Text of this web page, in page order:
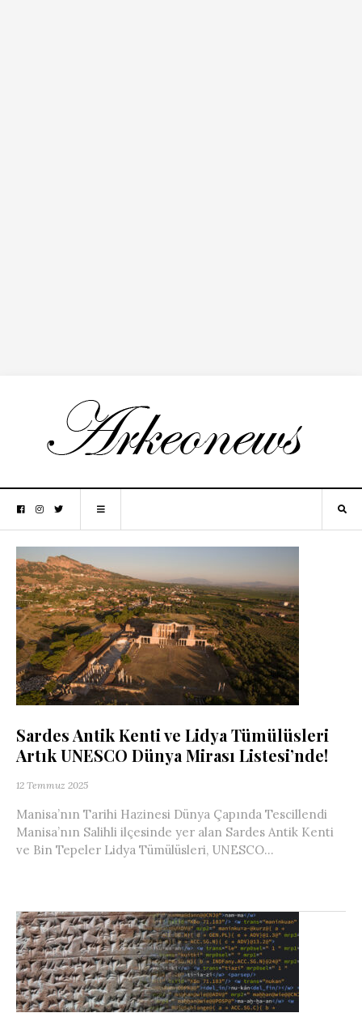
Sardes Antik Kenti ve Lidya Tümülüsleri
Artık UNESCO Dünya Mirası Listesi’nde!
12 Temmuz 2025
Manisa’nın Tarihi Hazinesi Dünya Çapında Tescillendi
Manisa’nın Salihli ilçesinde yer alan Sardes Antik Kenti
ve Bin Tepeler Lidya Tümülüsleri, UNESCO...